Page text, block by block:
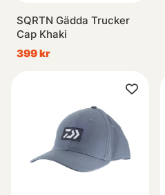
SQRTN Gädda Trucker
Cap Khaki
399 kr